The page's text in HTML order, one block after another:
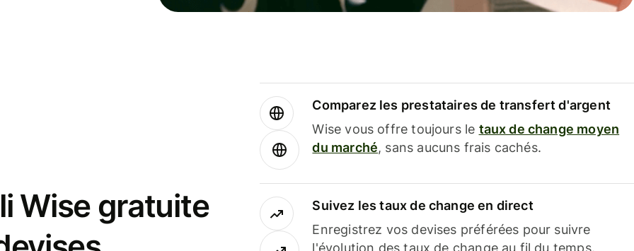
Wise gratuite
Comparez les prestataires de transfert d'argent
Wise vous offre toujours le taux de change moyen
du marché, sans aucuns frais cachés.
Suivez les taux de change en direct
Enregistrez vos devises préférées pour suivre
l'évolution des taux de change au fil du temps.